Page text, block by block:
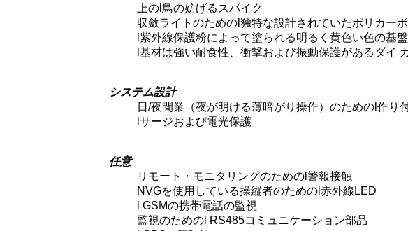
上のl鳥の妨げるスパイク
収斂ライトのためのl独特な設計されていたポリカー
l紫外線保護粉によって塗られる明るく黄色い色の基
l基材は強い耐食性、衝撃および振動保護があるダイ
システム設計
日/夜間業（夜が明ける薄暗がり操作）のためのl作り
lサージおよび電光保護
任意
リモート・モニタリングのためのl警報接触
NVGを使用している操縦者のためのl赤外線LED
l GSMの携帯電話の監視
監視のためのl RS485コミュニケーション部品